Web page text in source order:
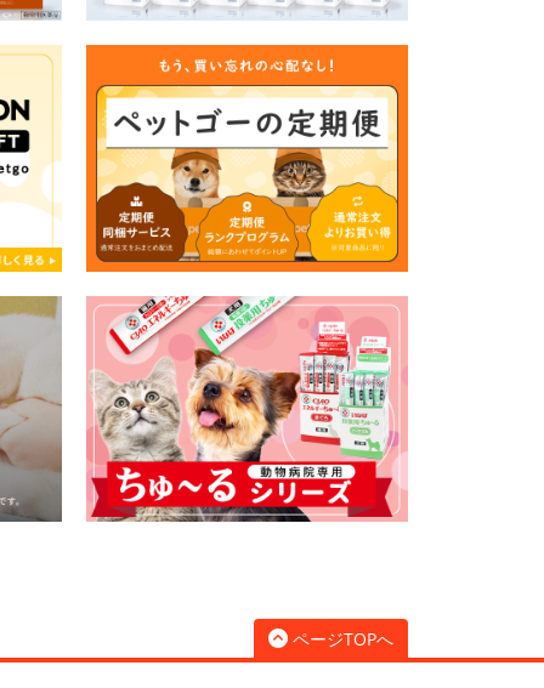
ページTOPへ